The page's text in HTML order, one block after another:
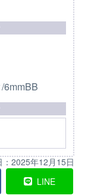
6mmBB
2025年12月15日
LINE